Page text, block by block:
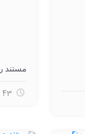
مستند
43